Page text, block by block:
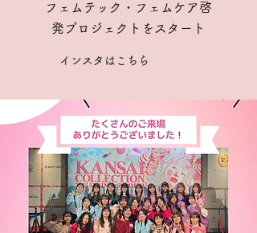
​フェムテック・フェムケア啓
発プロジェクトをスタート
インスタはこちら